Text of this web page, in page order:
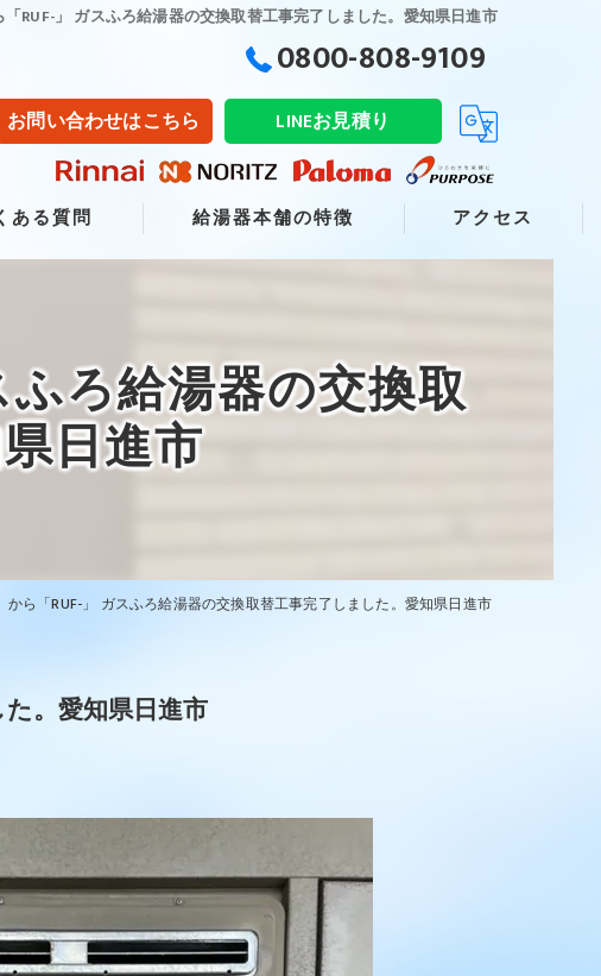
「RUF-」 ガスふろ給湯器の交換取替工事完了しました。愛知県日進市
0800-808-9109
お問い合わせはこちら LINEお見積り
ある質問 給湯器本舗の特徴
販売
修理
リフォーム
アクセス
ふろ給湯器の交換取
日進市
から「RUF-」 ガスふろ給湯器の交換取替工事完了しました。愛知県日進市
。愛知県日進市